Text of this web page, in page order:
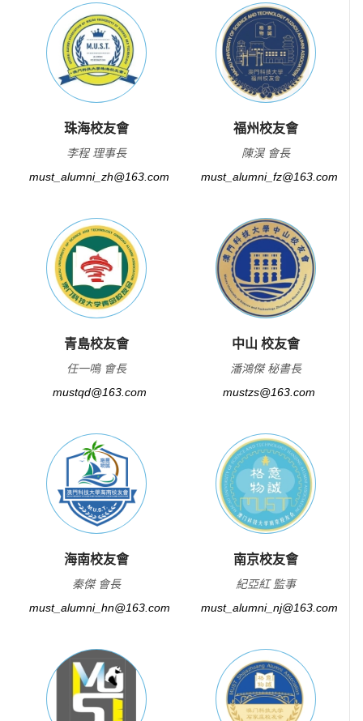
珠海校友會
李程 理事長
must_alumni_zh@163.com
福州校友會
陳淏 會長
must_alumni_fz@163.com
青島校友會
任一鳴 會長
mustqd@163.com
中山 校友會
潘鴻傑 秘書長
mustzs@163.com
海南校友會
秦傑 會長
must_alumni_hn@163.com
南京校友會
紀亞紅 監事
must_alumni_nj@163.com